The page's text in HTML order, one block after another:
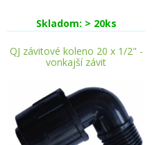
Skladom: > 20ks
QJ závitové koleno 20 x 1/2" -
vonkajší závit